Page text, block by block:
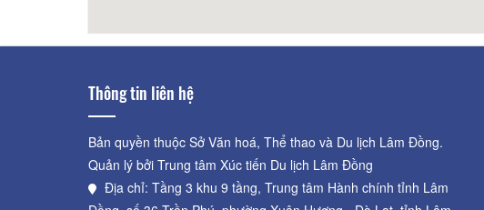
Thông tin liên hệ
Bản quyền thuộc Sở Văn hoá, Thể thao và Du lịch Lâm Đồng.
Quản lý bởi Trung tâm Xúc tiến Du lịch Lâm Đồng
Địa chỉ: Tầng 3 khu 9 tầng, Trung tâm Hành chính tỉnh Lâm